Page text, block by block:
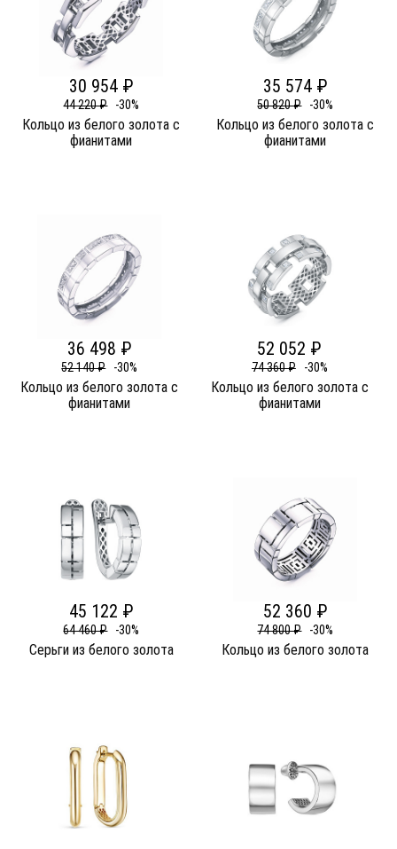
30 954 ₽
44 220 ₽ -30%
Кольцо из белого золота c
фианитами
35 574 ₽
50 820 ₽ -30%
Кольцо из белого золота c
фианитами
36 498 ₽
52 140 ₽ -30%
Кольцо из белого золота c
фианитами
52 052 ₽
74 360 ₽ -30%
Кольцо из белого золота c
фианитами
45 122 ₽
64 460 ₽ -30%
Серьги из белого золота
52 360 ₽
74 800 ₽ -30%
Кольцо из белого золота